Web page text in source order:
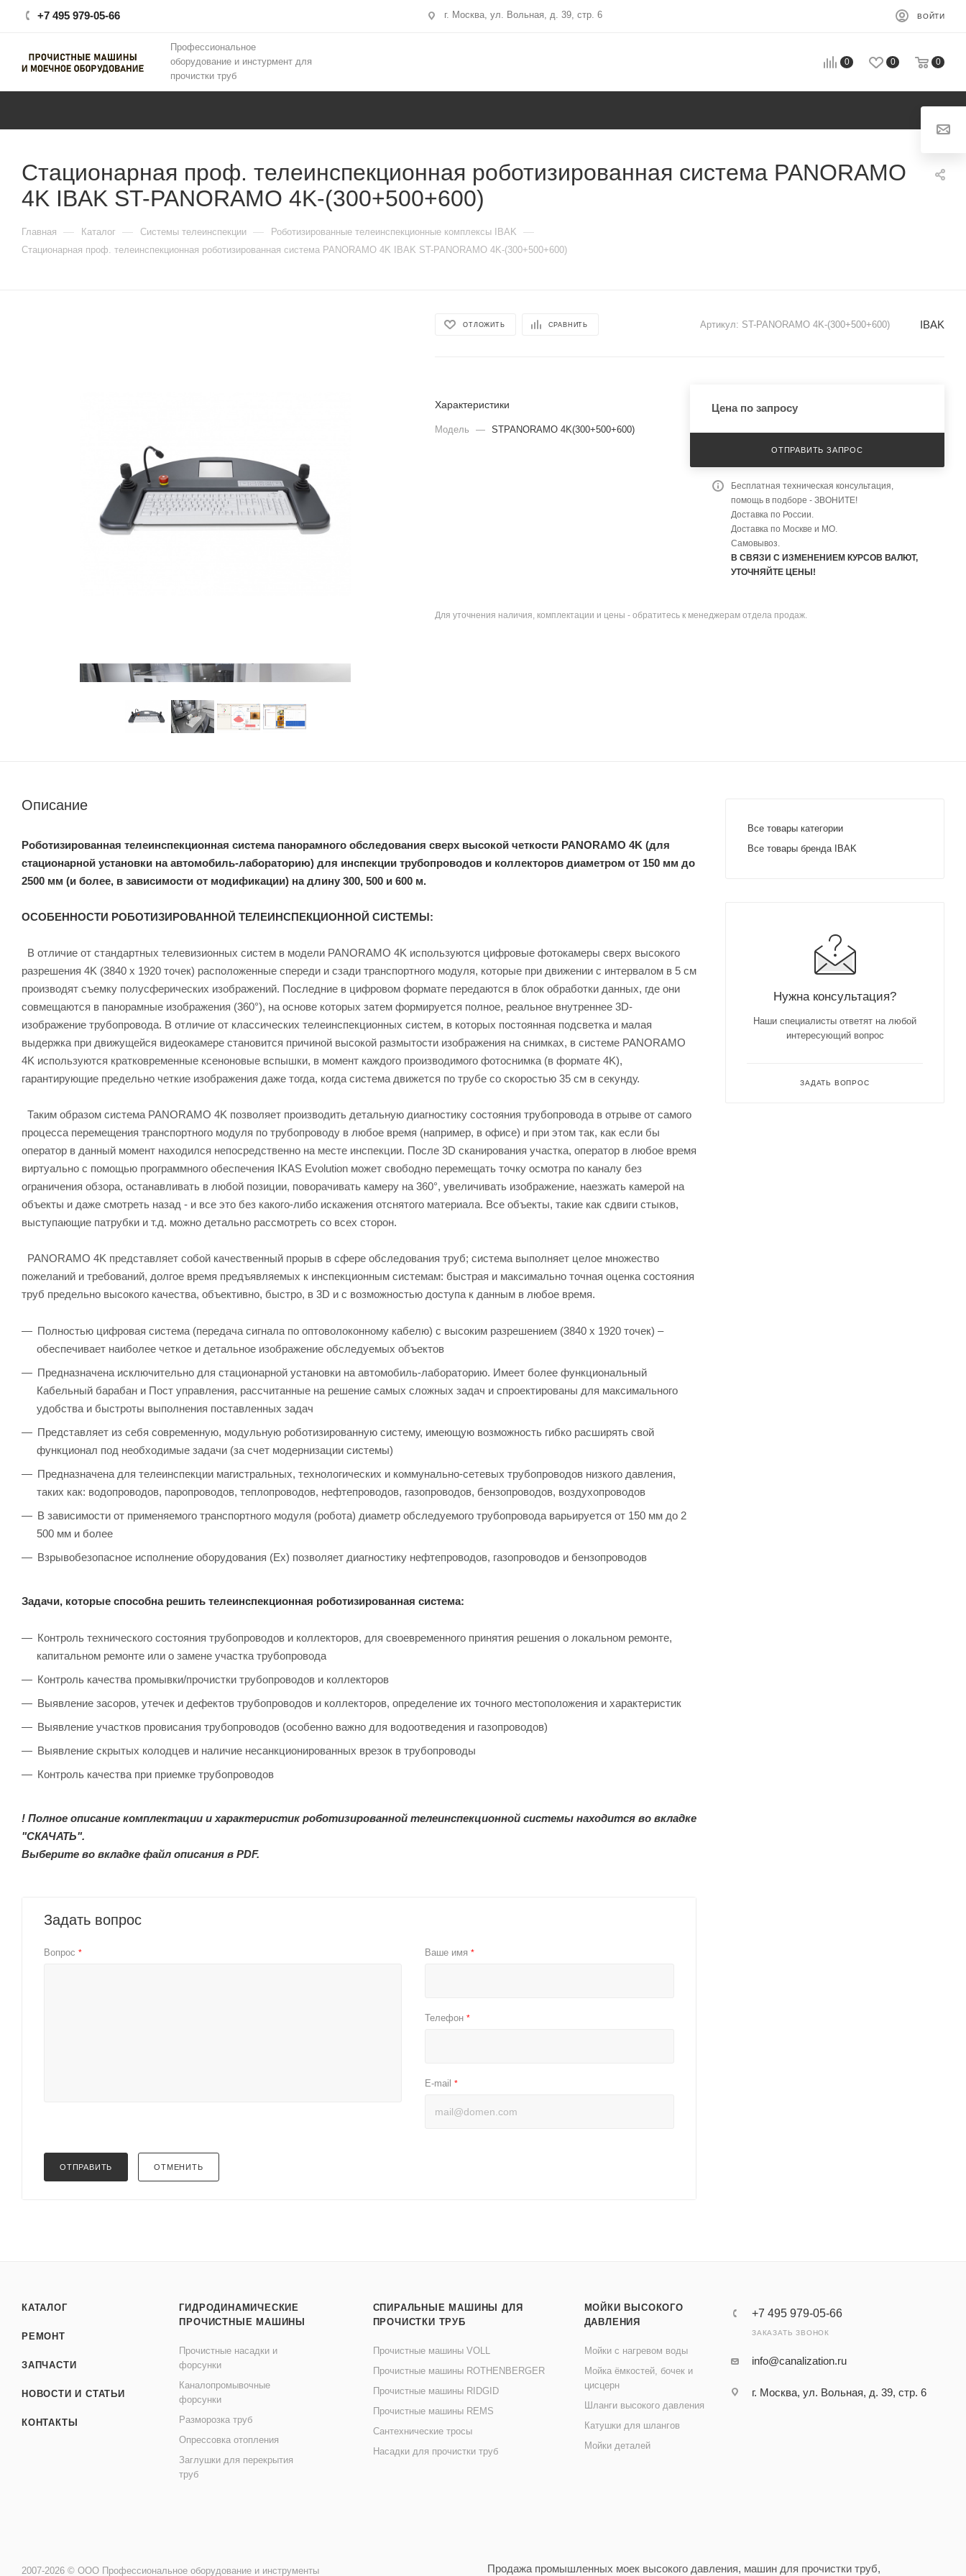
+7 495 979-05-66 г. Москва, ул. Вольная, д. 39, стр. 6 ВОЙТИ
Профессиональное
оборудование и инстурмент для
прочистки труб
0 0 0
Стационарная проф. телеинспекционная роботизированная система PANORAMO
4K IBAK ST-PANORAMO 4K-(300+500+600)
Главная — Каталог — Системы телеинспекции — Роботизированные телеинспекционные комплексы IBAK —
Стационарная проф. телеинспекционная роботизированная система PANORAMO 4K IBAK ST-PANORAMO 4K-(300+500+600)
ОТЛОЖИТЬ СРАВНИТЬ Артикул: ST-PANORAMO 4K-(300+500+600) IBAK
Характеристики
Модель — STPANORAMO 4K(300+500+600)
Цена по запросу
ОТПРАВИТЬ ЗАПРОС
Бесплатная техническая консультация,
помощь в подборе - ЗВОНИТЕ!
Доставка по России.
Доставка по Москве и МО.
Самовывоз.
В СВЯЗИ С ИЗМЕНЕНИЕМ КУРСОВ ВАЛЮТ,
УТОЧНЯЙТЕ ЦЕНЫ!
Для уточнения наличия, комплектации и цены - обратитесь к менеджерам отдела продаж.
Описание
Роботизированная телеинспекционная система панорамного обследования сверх высокой четкости PANORAMO 4K (для
стационарной установки на автомобиль-лабораторию) для инспекции трубопроводов и коллекторов диаметром от 150 мм до
2500 мм (и более, в зависимости от модификации) на длину 300, 500 и 600 м.
ОСОБЕННОСТИ РОБОТИЗИРОВАННОЙ ТЕЛЕИНСПЕКЦИОННОЙ СИСТЕМЫ:
В отличие от стандартных телевизионных систем в модели PANORAMO 4K используются цифровые фотокамеры сверх высокого
разрешения 4K (3840 x 1920 точек) расположенные спереди и сзади транспортного модуля, которые при движении с интервалом в 5 см
производят съемку полусферических изображений. Последние в цифровом формате передаются в блок обработки данных, где они
совмещаются в панорамные изображения (360°), на основе которых затем формируется полное, реальное внутреннее 3D-
изображение трубопровода. В отличие от классических телеинспекционных систем, в которых постоянная подсветка и малая
выдержка при движущейся видеокамере становится причиной высокой размытости изображения на снимках, в системе PANORAMO
4K используются кратковременные ксеноновые вспышки, в момент каждого производимого фотоснимка (в формате 4K),
гарантирующие предельно четкие изображения даже тогда, когда система движется по трубе со скоростью 35 см в секунду.
Таким образом система PANORAMO 4K позволяет производить детальную диагностику состояния трубопровода в отрыве от самого
процесса перемещения транспортного модуля по трубопроводу в любое время (например, в офисе) и при этом так, как если бы
оператор в данный момент находился непосредственно на месте инспекции. После 3D сканирования участка, оператор в любое время
виртуально с помощью программного обеспечения IKAS Evolution может свободно перемещать точку осмотра по каналу без
ограничения обзора, останавливать в любой позиции, поворачивать камеру на 360°, увеличивать изображение, наезжать камерой на
объекты и даже смотреть назад - и все это без какого-либо искажения отснятого материала. Все объекты, такие как сдвиги стыков,
выступающие патрубки и т.д. можно детально рассмотреть со всех сторон.
PANORAMO 4K представляет собой качественный прорыв в сфере обследования труб; система выполняет целое множество
пожеланий и требований, долгое время предъявляемых к инспекционным системам: быстрая и максимально точная оценка состояния
труб предельно высокого качества, объективно, быстро, в 3D и с возможностью доступа к данным в любое время.
Полностью цифровая система (передача сигнала по оптоволоконному кабелю) с высоким разрешением (3840 x 1920 точек) –
обеспечивает наиболее четкое и детальное изображение обследуемых объектов
Предназначена исключительно для стационарной установки на автомобиль-лабораторию. Имеет более функциональный
Кабельный барабан и Пост управления, рассчитанные на решение самых сложных задач и спроектированы для максимального
удобства и быстроты выполнения поставленных задач
Представляет из себя современную, модульную роботизированную систему, имеющую возможность гибко расширять свой
функционал под необходимые задачи (за счет модернизации системы)
Предназначена для телеинспекции магистральных, технологических и коммунально-сетевых трубопроводов низкого давления,
таких как: водопроводов, паропроводов, теплопроводов, нефтепроводов, газопроводов, бензопроводов, воздухопроводов
В зависимости от применяемого транспортного модуля (робота) диаметр обследуемого трубопровода варьируется от 150 мм до 2
500 мм и более
Взрывобезопасное исполнение оборудования (Ex) позволяет диагностику нефтепроводов, газопроводов и бензопроводов
Задачи, которые способна решить телеинспекционная роботизированная система:
Контроль технического состояния трубопроводов и коллекторов, для своевременного принятия решения о локальном ремонте,
капитальном ремонте или о замене участка трубопровода
Контроль качества промывки/прочистки трубопроводов и коллекторов
Выявление засоров, утечек и дефектов трубопроводов и коллекторов, определение их точного местоположения и характеристик
Выявление участков провисания трубопроводов (особенно важно для водоотведения и газопроводов)
Выявление скрытых колодцев и наличие несанкционированных врезок в трубопроводы
Контроль качества при приемке трубопроводов
! Полное описание комплектации и характеристик роботизированной телеинспекционной системы находится во вкладке
"СКАЧАТЬ".
Выберите во вкладке файл описания в PDF.
Задать вопрос
Вопрос * Ваше имя*
Телефон*
E-mail*
ОТПРАВИТЬ ОТМЕНИТЬ
Все товары категории
Все товары бренда IBAK
Нужна консультация?
Наши специалисты ответят на любой
интересующий вопрос
ЗАДАТЬ ВОПРОС
КАТАЛОГ
РЕМОНТ
ЗАПЧАСТИ
НОВОСТИ И СТАТЬИ
КОНТАКТЫ
ГИДРОДИНАМИЧЕСКИЕ
ПРОЧИСТНЫЕ МАШИНЫ
Прочистные насадки и
форсунки
Каналопромывочные
форсунки
Разморозка труб
Опрессовка отопления
Заглушки для перекрытия
труб
СПИРАЛЬНЫЕ МАШИНЫ ДЛЯ
ПРОЧИСТКИ ТРУБ
Прочистные машины VOLL
Прочистные машины ROTHENBERGER
Прочистные машины RIDGID
Прочистные машины REMS
Сантехнические тросы
Насадки для прочистки труб
МОЙКИ ВЫСОКОГО
ДАВЛЕНИЯ
Мойки с нагревом воды
Мойка ёмкостей, бочек и
цисцерн
Шланги высокого давления
Катушки для шлангов
Мойки деталей
+7 495 979-05-66
ЗАКАЗАТЬ ЗВОНОК
info@canalization.ru
г. Москва, ул. Вольная, д. 39, стр. 6
Продажа промышленных моек высокого давления, машин для прочистки труб,
2007-2026 © ООО Профессиональное оборудование и инструменты